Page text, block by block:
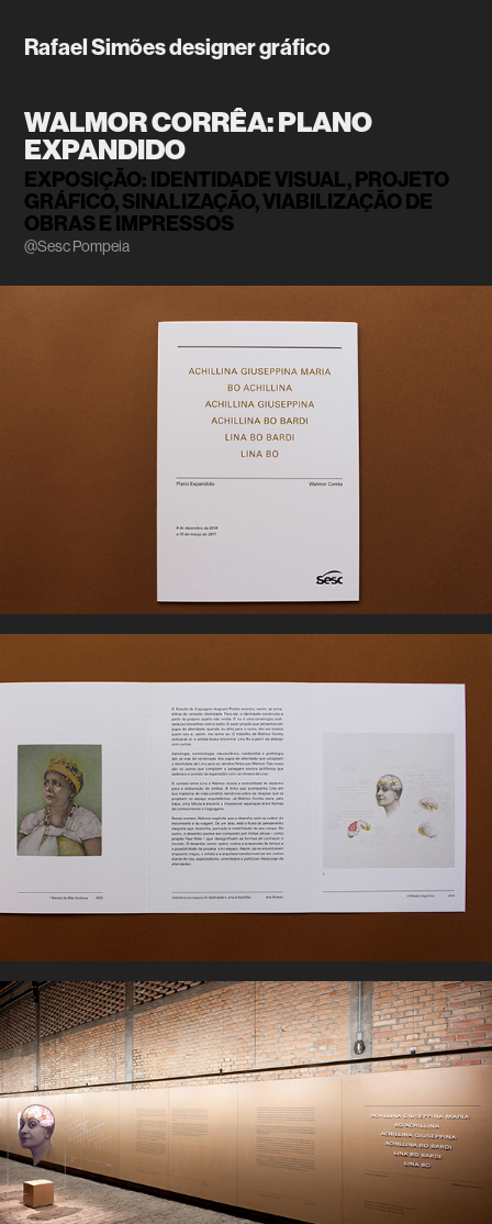
Rafael Simões designer gráfico
WALMOR CORRÊA: PLANO
EXPANDIDO
EXPOSIÇÃO: IDENTIDADE VISUAL, PROJETO
GRÁFICO, SINALIZAÇÃO, VIABILIZAÇÃO DE
OBRAS E IMPRESSOS
@Sesc Pompeia